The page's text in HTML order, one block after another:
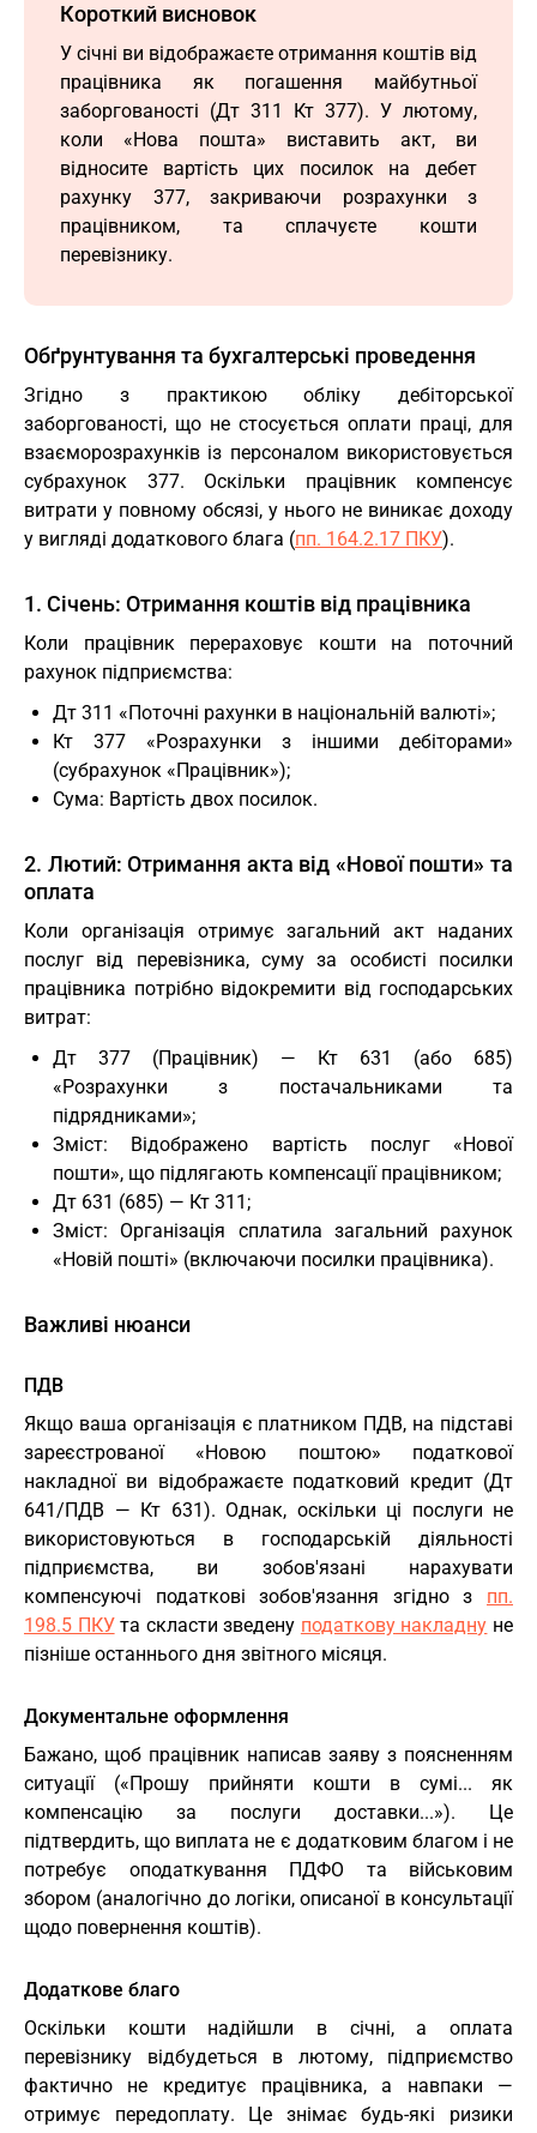
Короткий висновок
У січні ви відображаєте отримання коштів від
працівника як погашення майбутньої
заборгованості (Дт 311 Кт 377). У лютому,
коли «Нова пошта» виставить акт, ви
відносите вартість цих посилок на дебет
рахунку 377, закриваючи розрахунки з
працівником, та сплачуєте кошти
перевізнику.
Обґрунтування та бухгалтерські проведення
Згідно з практикою обліку дебіторської
заборгованості, що не стосується оплати праці, для
взаєморозрахунків із персоналом використовується
субрахунок 377. Оскільки працівник компенсує
витрати у повному обсязі, у нього не виникає доходу
у вигляді додаткового блага (пп. 164.2.17 ПКУ).
1. Січень: Отримання коштів від працівника
Коли працівник перераховує кошти на поточний
рахунок підприємства:
Дт 311 «Поточні рахунки в національній валюті»;
Кт 377 «Розрахунки з іншими дебіторами»
(субрахунок «Працівник»);
Сума: Вартість двох посилок.
2. Лютий: Отримання акта від «Нової пошти» та
оплата
Коли організація отримує загальний акт наданих
послуг від перевізника, суму за особисті посилки
працівника потрібно відокремити від господарських
витрат:
Дт 377 (Працівник) — Кт 631 (або 685)
«Розрахунки з постачальниками та
підрядниками»;
Зміст: Відображено вартість послуг «Нової
пошти», що підлягають компенсації працівником;
Дт 631 (685) — Кт 311;
Зміст: Організація сплатила загальний рахунок
«Новій пошті» (включаючи посилки працівника).
Важливі нюанси
ПДВ
Якщо ваша організація є платником ПДВ, на підставі
зареєстрованої «Новою поштою» податкової
накладної ви відображаєте податковий кредит (Дт
641/ПДВ — Кт 631). Однак, оскільки ці послуги не
використовуються в господарській діяльності
підприємства, ви зобов'язані нарахувати
компенсуючі податкові зобов'язання згідно з пп.
198.5 ПКУта скласти зведену податкову накладну не
пізніше останнього дня звітного місяця.
Документальне оформлення
Бажано, щоб працівник написав заяву з поясненням
ситуації («Прошу прийняти кошти в сумі... як
компенсацію за послуги доставки...»). Це
підтвердить, що виплата не є додатковим благом і не
потребує оподаткування ПДФО та військовим
збором (аналогічно до логіки, описаної в консультації
щодо повернення коштів).
Додаткове благо
Оскільки кошти надійшли в січні, а оплата
перевізнику відбудеться в лютому, підприємство
фактично не кредитує працівника, а навпаки —
отримує передоплату. Це знімає будь-які ризики